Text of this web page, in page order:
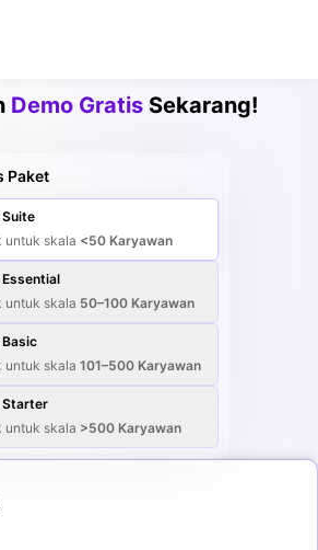
Demo GratisSekarang!
Paket
Suite
untuk skala <50 Karyawan
Essential
untuk skala 50–100 Karyawan
Basic
untuk skala 101–500 Karyawan
Starter
untuk skala >500 Karyawan